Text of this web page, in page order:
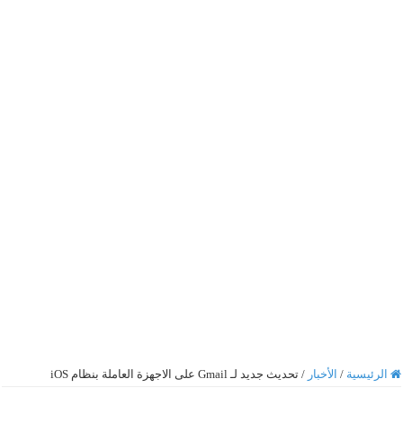
الرئيسية / الأخبار / تحديث جديد لـ Gmail على الاجهزة العاملة بنظام iOS